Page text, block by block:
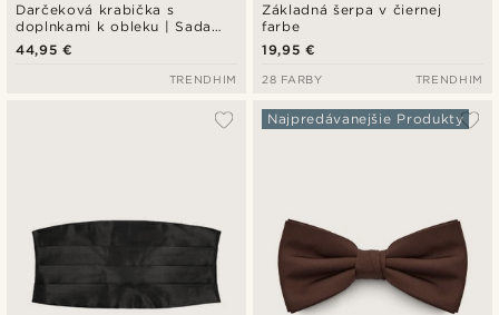
Darčeková krabička s
doplnkami k obleku | Sada
modrých, červených a
strieborných tónov
44,95 €
TRENDHIM
Základná šerpa v čiernej
farbe
19,95 €
28 FARBY TRENDHIM
Najpredávanejšie Produkty